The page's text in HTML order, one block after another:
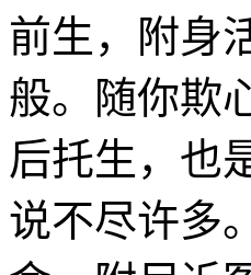
前生，附身
般。随你欺
后托生，也
说不尽许多